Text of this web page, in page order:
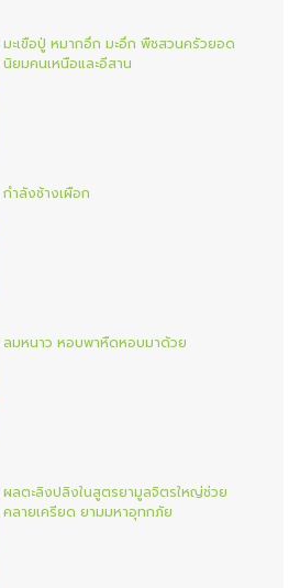
มะเขือปู่ หมากอึก มะอึก พืชสวนครัวยอด
นิยมคนเหนือและอีสาน
กำลังช้างเผือก
ลมหนาว หอบพาหืดหอบมาด้วย
ผลตะลิงปลิงในสูตรยามูลจิตรใหญ่ช่วย
คลายเครียด ยามมหาอุทกภัย